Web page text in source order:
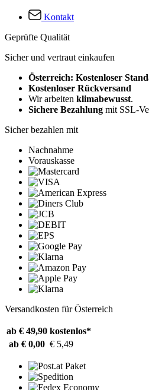
Kontakt
Geprüfte Qualität
Sicher und vertraut einkaufen
Österreich: Kostenloser
Kostenloser Rückversand
Wir arbeiten klimabewusst.
Sichere Bezahlung mit SSL-
Sicher bezahlen mit
Nachnahme
Vorauskasse
Versandkosten für Österreich
ab € 49,90 kostenlos*
ab € 0,00 € 5,49